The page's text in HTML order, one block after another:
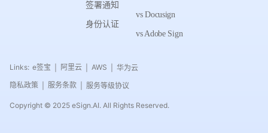
签署通知
身份认证
vs Docusign
vs Adobe Sign
Links: e签宝 阿里云 AWS
华为云
隐私政策
服务条款 服务等级协议
Copyright © 2025 eSign.AI. All Rights Reserved.